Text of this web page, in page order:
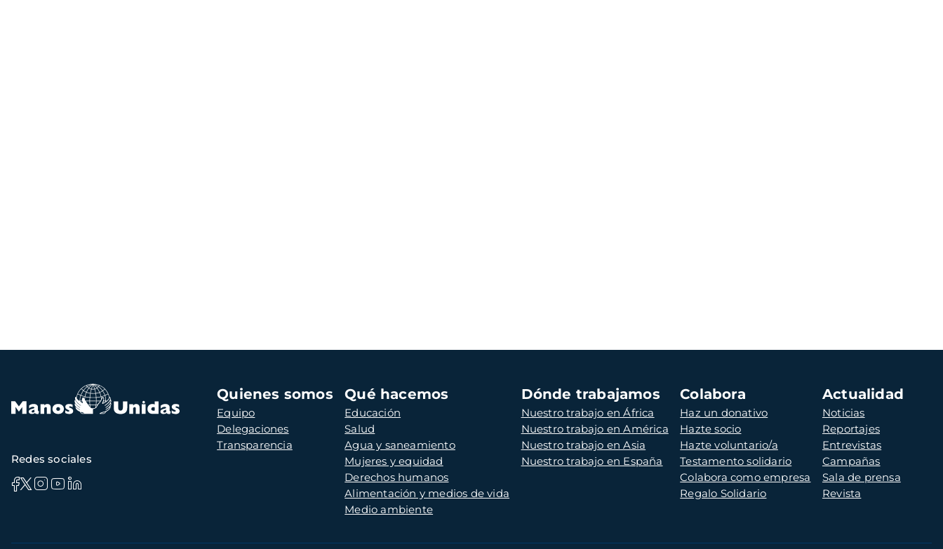
Navegación
principal
Quienes somos
Equipo
Delegaciones
Transparencia
Qué hacemos
Educación
Salud
Agua y saneamiento
Mujeres y equidad
Derechos humanos
Alimentación y medios de vida
Medio ambiente
Dónde trabajamos
Nuestro trabajo en África
Nuestro trabajo en América
Nuestro trabajo en Asia
Nuestro trabajo en España
Colabora
Haz un donativo
Hazte socio
Hazte voluntario/a
Testamento solidario
Colabora como empresa
Regalo Solidario
Actualidad
Noticias
Reportajes
Entrevistas
Campañas
Sala de prensa
Revista
Redes sociales